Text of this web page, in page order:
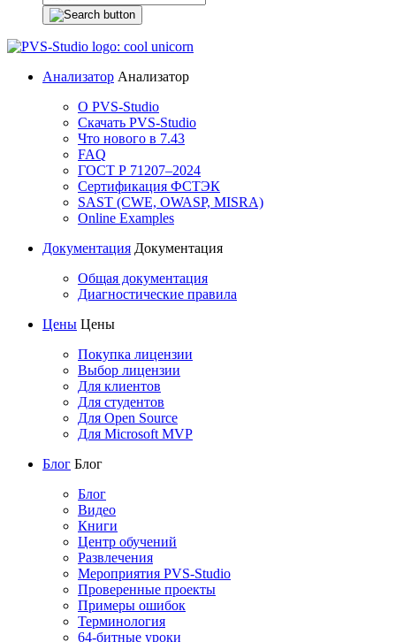
Анализатор Анализатор
О PVS-Studio
Скачать PVS-Studio
Что нового в 7.43
FAQ
ГОСТ Р 71207–2024
Сертификация ФСТЭК
SAST (CWE, OWASP, MISRA)
Online Examples
Документация Документация
Общая документация
Диагностические правила
Цены Цены
Покупка лицензии
Выбор лицензии
Для клиентов
Для студентов
Для Open Source
Для Microsoft MVP
Блог Блог
Блог
Видео
Книги
Центр обучений
Развлечения
Мероприятия PVS-Studio
Проверенные проекты
Примеры ошибок
Терминология
64-битные уроки